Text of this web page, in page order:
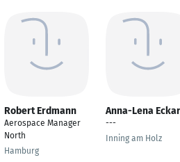
Robert Erdmann
Aerospace Manager
North
Hamburg
Anna-Lena
---
Inning am Holz